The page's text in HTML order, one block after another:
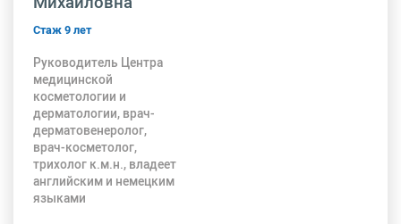
Стаж 9 лет
Руководитель Центра
медицинской
косметологии и
дерматологии, врач-
дерматовенеролог,
врач-косметолог,
трихолог к.м.н., владеет
английским и немецким
языками